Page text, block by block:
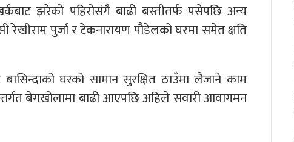
झरेको पहिरोसंगै बाढी बस्तीतर्फ पसेपछि अन्य
रेखीराम पुर्जा र टेकनारायण पौडेलको घरमा समेत क्षति
बासिन्दाको घरको सामान सुरक्षित ठाउँमा लैजाने काम
बेगखोलामा बाढी आएपछि अहिले सवारी आवागमन